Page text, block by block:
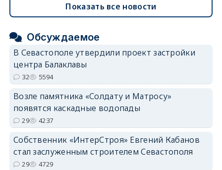
Показать все новости
Обсуждаемое
В Севастополе утвердили проект застройки
центра Балаклавы
32 5594
Возле памятника «Солдату и Матросу»
появятся каскадные водопады
29 4237
Собственник «ИнтерСтроя» Евгений Кабанов
стал заслуженным строителем Севастополя
29 4729